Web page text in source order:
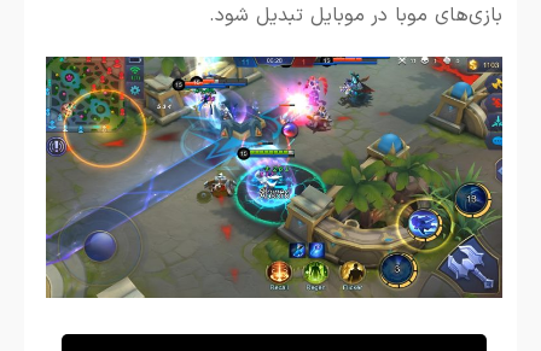
بازی‌های موبا در موبایل تبدیل شود.